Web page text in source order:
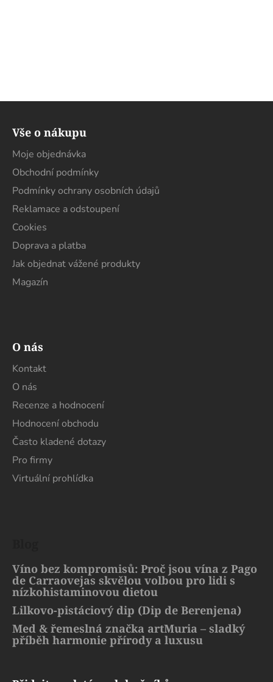
Vše o nákupu
Moje objednávka
Obchodní podmínky
Podmínky ochrany osobních údajů
Reklamace a odstoupení
Cookies
Doprava a platba
Jak objednat vážené produkty
Magazín
O nás
Kontakt
O nás
Recenze a hodnocení
Hodnocení obchodu
Často kladené dotazy
Pro firmy
Virtuální prohlídka
Víno bez kompromisů: Proč jsou vína z Pago
de Carraovejas skvělou volbou pro lidi s
nízkohistaminovou dietou
Lilkovo-pistáciový dip (Dip de Berenjena)
Med & řemeslná značka artMuria – sladký
příběh harmonie přírody a luxusu